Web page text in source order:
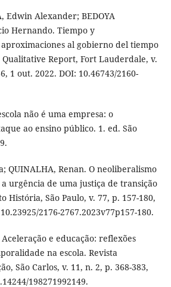
Edwin Alexander; BEDOYA
Hernando. Tiempo y
al gobierno del tiempo
Report, Fort Lauderdale, v.
1 out. 2022. DOI: 10.46743/2160-
não é uma empresa: o
ao ensino público. 1. ed. São
QUINALHA, Renan. O neoliberalismo
urgência de uma justiça de transição
História, São Paulo, v. 77, p. 157-180,
2176-2767.2023v77p157-180.
e educação: reflexões
na escola. Revista
São Carlos, v. 11, n. 2, p. 368-383,
198271992149.